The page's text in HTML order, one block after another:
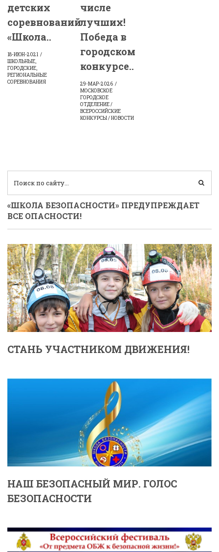
детских
соревнований
«Школа..
18-ИЮН-2021
ШКОЛЬНЫЕ,
ГОРОДСКИЕ,
РЕГИОНАЛЬНЫЕ
СОРЕВНОВАНИЯ
числе
лучших!
Победа в
городском
конкурсе..
29-МАР-2026
МОСКОВСКОЕ
ГОРОДСКОЕ
ОТДЕЛЕНИЕ /
ВСЕРОССИЙСКИЕ
КОНКУРСЫ / НОВОСТИ
«ШКОЛА БЕЗОПАСНОСТИ» ПРЕДУПРЕЖДАЕТ
ВСЕ ОПАСНОСТИ!
СТАНЬ УЧАСТНИКОМ ДВИЖЕНИЯ!
НАШ БЕЗОПАСНЫЙ МИР. ГОЛОС
БЕЗОПАСНОСТИ